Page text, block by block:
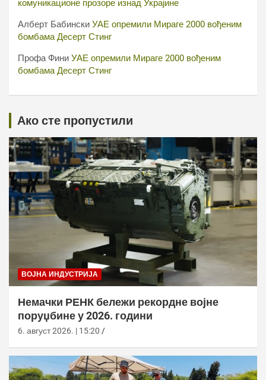
комуникационе прозоре изнад Украјине
Алберт Бабински УАЕ опремили Мираге 2000 вођеним
бомбама Десерт Стинг
Профа Фини УАЕ опремили Мираге 2000 вођеним
бомбама Десерт Стинг
Ако сте пропустили
ВОЈНА ИНДУСТРИЈА
Немачки РЕНК бележи рекордне војне
поруџбине у 2026. години
6. август 2026. | 15:20